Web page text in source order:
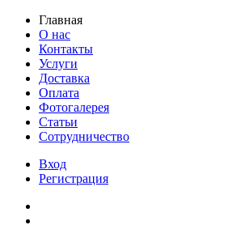
Главная
О нас
Контакты
Услуги
Доставка
Оплата
Фотогалерея
Статьи
Сотрудничество
Вход
Регистрация